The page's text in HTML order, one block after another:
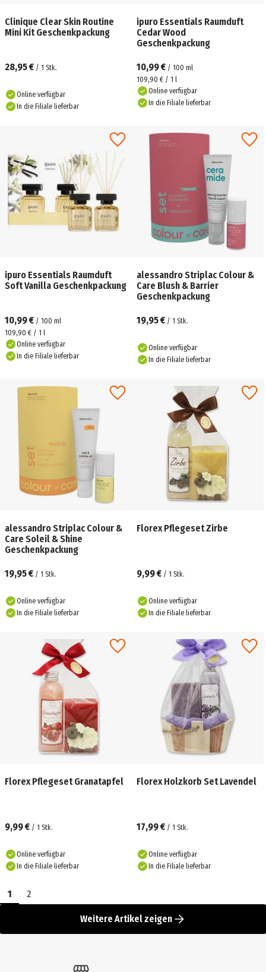
Clinique Clear Skin Routine
Mini Kit Geschenkpackung
28,95 € / 1 Stk.
Online verfügbar
In die Filiale lieferbar
ipuro Essentials Raumduft
Cedar Wood
Geschenkpackung
10,99 € / 100 ml
109,90 € / 1 l
Online verfügbar
In die Filiale lieferbar
ipuro Essentials Raumduft
Soft Vanilla Geschenkpackung
10,99 € / 100 ml
109,90 € / 1 l
Online verfügbar
In die Filiale lieferbar
alessandro Striplac Colour &
Care Blush & Barrier
Geschenkpackung
19,95 € / 1 Stk.
Online verfügbar
In die Filiale lieferbar
alessandro Striplac Colour &
Care Soleil & Shine
Geschenkpackung
19,95 € / 1 Stk.
Online verfügbar
In die Filiale lieferbar
Florex Pflegeset Zirbe
9,99 € / 1 Stk.
Online verfügbar
In die Filiale lieferbar
Florex Pflegeset Granatapfel
9,99 € / 1 Stk.
Online verfügbar
In die Filiale lieferbar
Florex Holzkorb Set Lavendel
17,99 € / 1 Stk.
Online verfügbar
In die Filiale lieferbar
1 2
Weitere Artikel zeigen